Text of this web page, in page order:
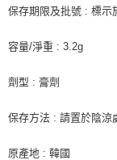
保存期限及批號 : 標示
容量/淨重 : 3.2g
劑型 : 膏劑
保存方法 : 請置於陰涼
原產地 : 韓國